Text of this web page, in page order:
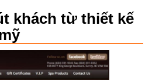
khách từ thiết kế